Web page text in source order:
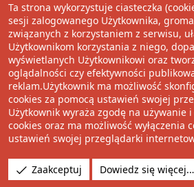
Wolnościowe cytaty
Udostępnij
Facebook
TwitterRedditPinterest
Tumblr
Community platform by XenForo® ©
Pixel Exit
Tłumaczenie wykonane przez
via s9e/MediaSites
Ta strona wykorzystuje ciasteczka
sesji zalogowanego Użytkownika,
związanych z korzystaniem z serwisu,
Użytkownikom korzystania z niego,
wyświetlanych Użytkownikowi oraz
oglądalności czy efektywności
reklam.Użytkownik ma możliwość
cookies za pomocą ustawień swojej
Użytkownik wyraża zgodę na używanie
cookies oraz ma możliwość wyłączenia
ustawień swojej przeglądarki
Zaakceptuj Dowiedz się